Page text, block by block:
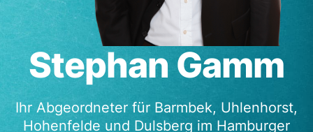
Stephan Gamm
Ihr Abgeordneter für Barmbek, Uhlenhorst,
Hohenfelde und Dulsberg im Hamburger